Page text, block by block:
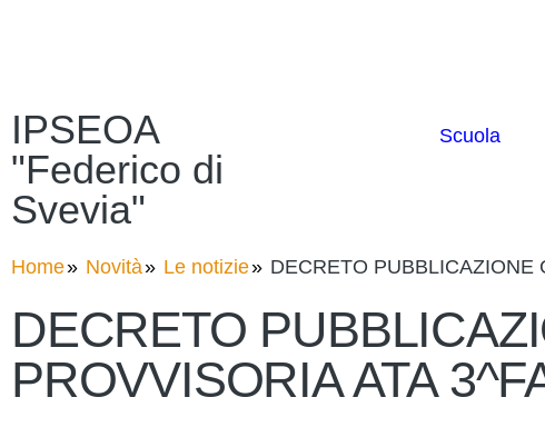
IPSEOA
"Federico di
Svevia"
Scuola
Home Novità Le notizie DECRETO PUBBLICAZIONE
DECRETO
PROVVISORIA ATA